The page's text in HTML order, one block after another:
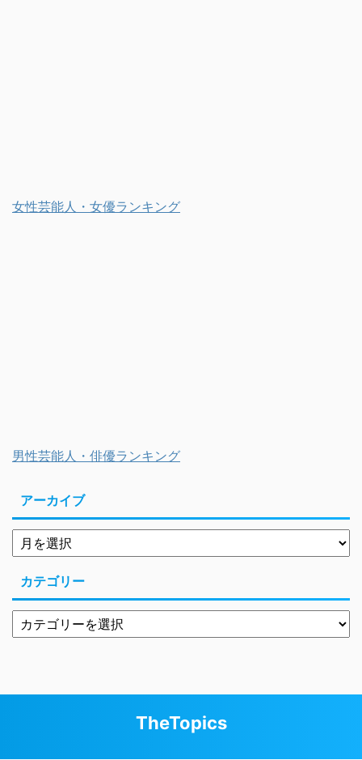
女性芸能人・女優ランキング
男性芸能人・俳優ランキング
アーカイブ
カテゴリー
TheTopics